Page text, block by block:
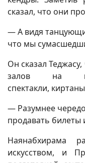
сказал, что они
— А видя
что мы
Он сказал
залов на
спектакли,
— Разумнее
продавать билеты
Наянабхирама
искусством, и